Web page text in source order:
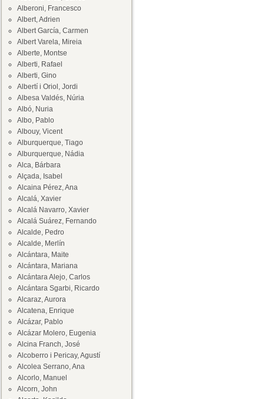
Alberoni, Francesco
Albert, Adrien
Albert García, Carmen
Albert Varela, Mireia
Alberte, Montse
Alberti, Rafael
Alberti, Gino
Albertí i Oriol, Jordi
Albesa Valdés, Núria
Albó, Nuria
Albo, Pablo
Albouy, Vicent
Alburquerque, Tiago
Alburquerque, Nádia
Alca, Bárbara
Alçada, Isabel
Alcaina Pérez, Ana
Alcalá, Xavier
Alcalá Navarro, Xavier
Alcalá Suárez, Fernando
Alcalde, Pedro
Alcalde, Merlín
Alcántara, Maite
Alcántara, Mariana
Alcántara Alejo, Carlos
Alcántara Sgarbi, Ricardo
Alcaraz, Aurora
Alcatena, Enrique
Alcázar, Pablo
Alcázar Molero, Eugenia
Alcina Franch, José
Alcoberro i Pericay, Agustí
Alcolea Serrano, Ana
Alcorlo, Manuel
Alcorn, John